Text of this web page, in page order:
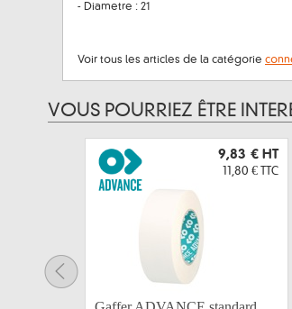
- Diametre : 21
Voir tous les articles de la catégorie
VOUS POURRIEZ ÊTRE
9,83 € HT
11,80 € TTC